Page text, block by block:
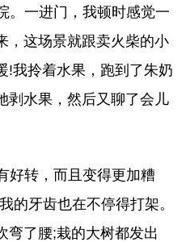
。一进门，我顿时感觉一
，这场景就跟卖火柴的小
!我拎着水果，跑到了朱奶
剥水果，然后又聊了会儿
好转，而且变得更加糟
的牙齿也在不停得打架。
弯了腰;栽的大树都发出